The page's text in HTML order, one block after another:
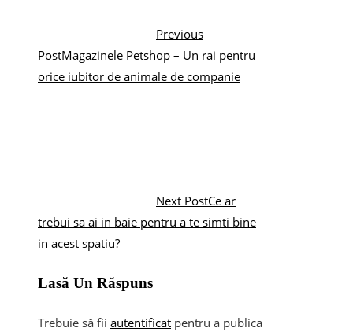
Previous
PostMagazinele Petshop – Un rai pentru
orice iubitor de animale de companie
Next PostCe ar
trebui sa ai in baie pentru a te simti bine
in acest spatiu?
Lasă Un Răspuns
Trebuie să fii autentificat pentru a publica